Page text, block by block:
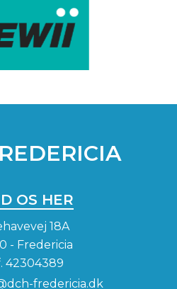
OS HER
18A
- Fredericia
42304389
fredericia.dk